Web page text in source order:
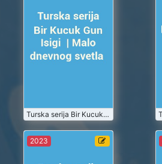
Turska serija Bir Kucuk Gun Isigi | Malo dnevnog svetla
Gun Isigi |
Malo
dnevnog
svetla
2023-07
2023-07-01
2023
Turska serija